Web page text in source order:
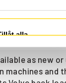
alla
as new
and